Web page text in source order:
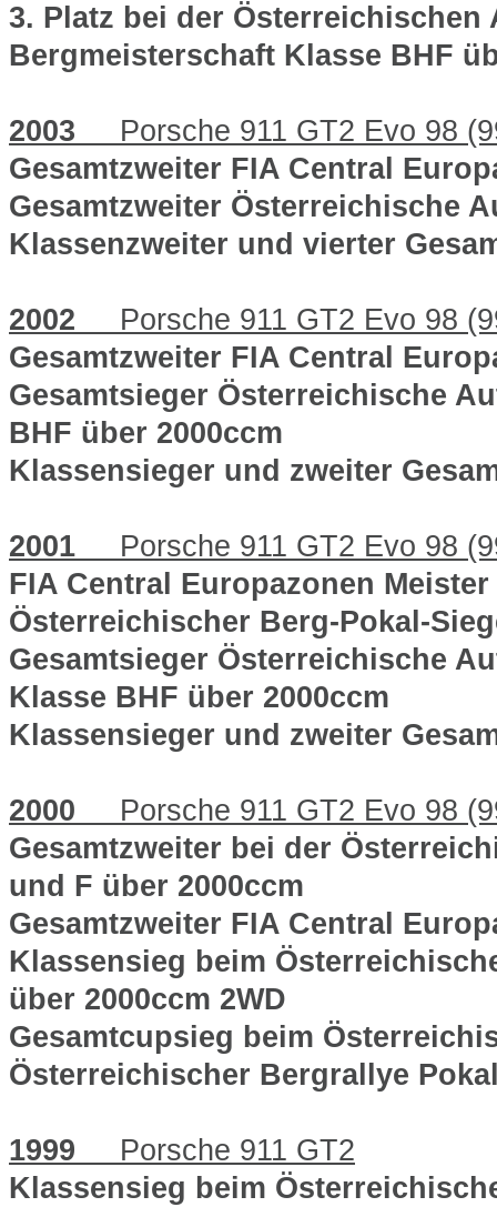
3. Platz bei der Österreichischen
Bergmeisterschaft Klasse BHF
2003 Porsche 911 GT2 Evo 98
Gesamtzweiter FIA Central
Gesamtzweiter Österreichische
Klassenzweiter und vierter
2002 Porsche 911 GT2 Evo 98
Gesamtzweiter FIA Central
Gesamtsieger Österreichische
BHF über 2000ccm
Klassensieger und zweiter
2001 Porsche 911 GT2 Evo 98
FIA Central Europazonen Meister
Österreichischer Berg-Pokal-
Gesamtsieger Österreichische
Klasse BHF über 2000ccm
Klassensieger und zweiter
2000 Porsche 911 GT2 Evo 98
Gesamtzweiter bei der
und F über 2000ccm
Gesamtzweiter FIA Central
Klassensieg beim
über 2000ccm 2WD
Gesamtcupsieg beim
Österreichischer Bergrallye
1999 Porsche 911 GT2
Klassensieg beim